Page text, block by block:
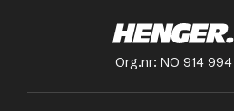
Org.nr: NO 914